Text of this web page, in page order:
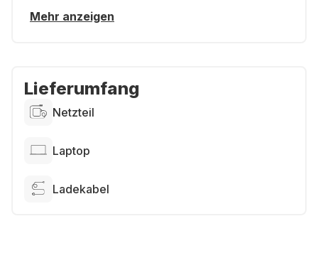
Mehr anzeigen
Lieferumfang
Netzteil
Laptop
Ladekabel